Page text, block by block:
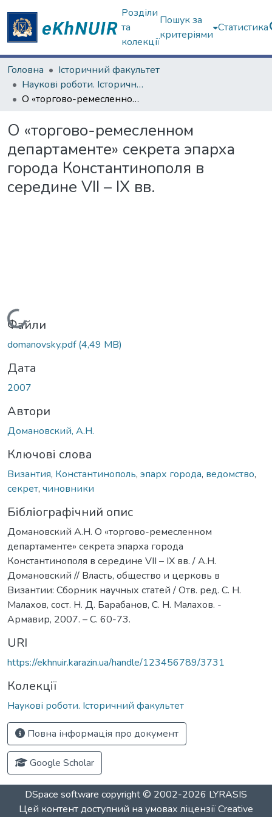
Розділи
та
колекції
Пошук за
критеріями
Статистика
Головна
Історичний факультет
Наукові роботи. Історичний факультет
О «торгово-ремесленном департаменте» секрета эпарха города Константинополя в середине VII – IX вв.
О «торгово-ремесленном
департаменте» секрета эпарха
города Константинополя в
середине VII – IX вв.
Вантажиться...
Файли
domanovsky.pdf(4,49 MB)
Дата
2007
Автори
Домановский, А.Н.
Ключові слова
Византия, Константинополь, эпарх города, ведомство,
секрет, чиновники
Бібліографічний опис
Домановский А.Н. О «торгово-ремесленном
департаменте» секрета эпарха города
Константинополя в середине VII – IX вв. / А.Н.
Домановский // Власть, общество и церковь в
Византии: Сборник научных статей / Отв. ред. С. Н.
Малахов, сост. Н. Д. Барабанов, С. Н. Малахов. -
Армавир, 2007. – С. 60-73.
URI
https://ekhnuir.karazin.ua/handle/123456789/3731
Колекції
Наукові роботи. Історичний факультет
Повна інформація про документ
Google Scholar
DSpace software copyright © 2002-2026 LYRASIS
Цей контент доступний на умовах ліцензіїCreative